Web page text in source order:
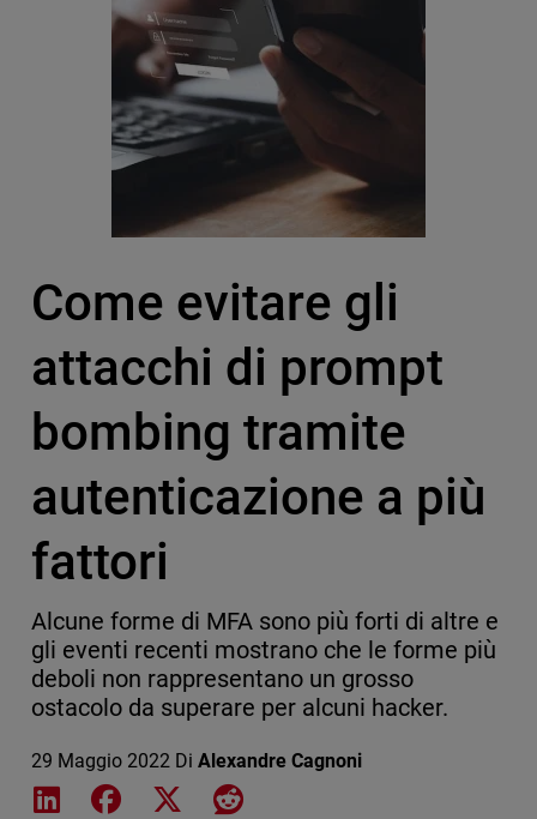
Come evitare gli
attacchi di prompt
bombing tramite
autenticazione a più
fattori
Alcune forme di MFA sono più forti di altre e
gli eventi recenti mostrano che le forme più
deboli non rappresentano un grosso
ostacolo da superare per alcuni hacker.
29 Maggio 2022 Di Alexandre Cagnoni
Share on LinkedIn
Share on Facebook
Share on XShare on Reddit